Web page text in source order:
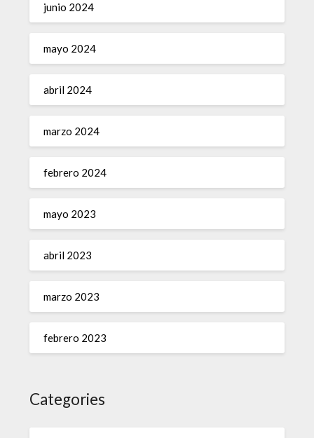
junio 2024
mayo 2024
abril 2024
marzo 2024
febrero 2024
mayo 2023
abril 2023
marzo 2023
febrero 2023
Categories